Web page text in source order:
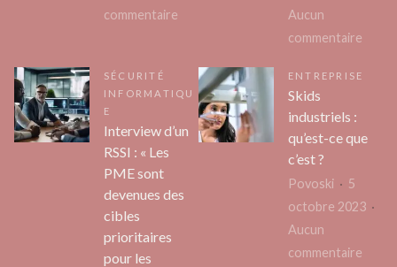
ou
commentaire
habitudes
pour
?
Aucun
commentaire
SÉCURITÉ
INFORMATIQU
E
Interview d’un
RSSI : « Les
PME sont
devenues des
cibles
prioritaires
pour les
ENTREPRISE
Skids
industriels :
qu’est-ce que
c’est ?
Povoski
5
octobre 2023
Aucun
commentaire